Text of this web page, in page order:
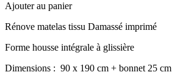
Ajouter au panier
Rénove matelas tissu Damassé imprimé
Forme housse intégrale à glissière
Dimensions : 90 x 190 cm + bonnet 25 cm